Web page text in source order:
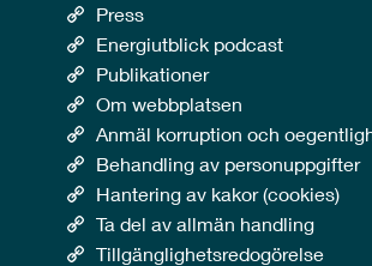
Press
Energiutblick podcast
Publikationer
Om webbplatsen
Anmäl korruption och
Behandling av personuppgifter
Hantering av kakor (cookies)
Ta del av allmän handling
Tillgänglighetsredogörelse